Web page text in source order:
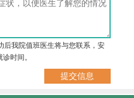
后我院值班医生将与您联系，安
时间。